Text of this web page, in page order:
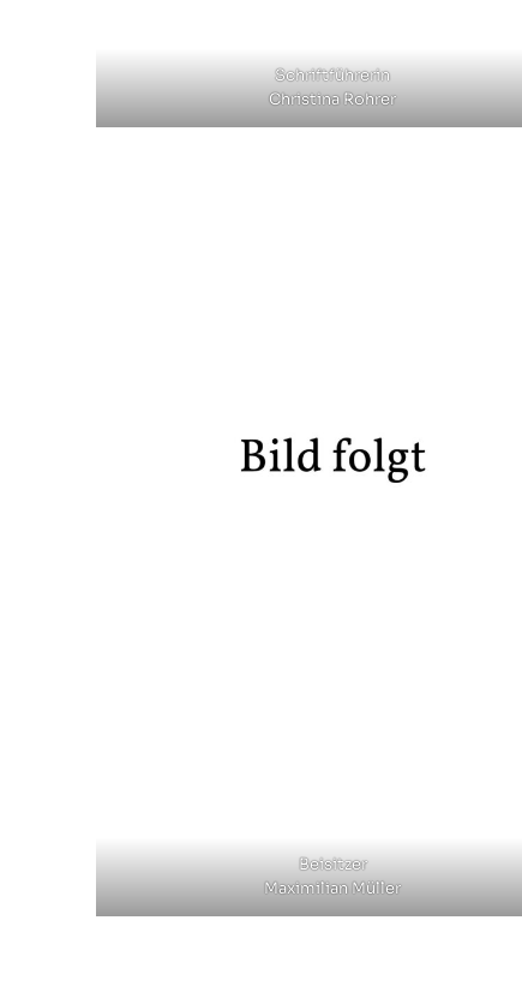
Schriftführerin
Christina Rohrer
Beisitzer
Maximilian Müller